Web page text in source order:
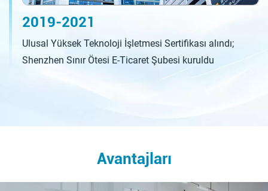
2019-2021
Ulusal Yüksek Teknoloji İşletmesi Sertifikası alındı;
Shenzhen Sınır Ötesi E-Ticaret Şubesi kuruldu
Avantajları